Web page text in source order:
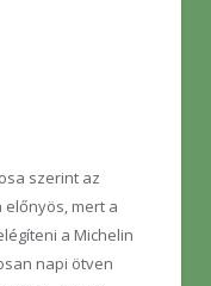
szerint az
mert a
a Michelin
napi ötven